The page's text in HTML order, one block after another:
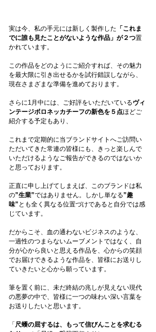
実は今、私の手元には新しく製作した 「これま
でに誰も見たことがないような作品」が２つ置
かれています。
この作品をどのようにご紹介すれば、その魅力
を最大限に引き出せるかを試行錯誤しながら、
現在さまざまな準備を進めております。
さらに1月中には、ご好評をいただいているヴィ
ンテージボロネッカチーフの新色を５点ほどご
紹介する予定もあり、
これまで定期的に当ブランドサイトへご訪問い
ただいてきた常連の皆様にも、きっと楽しんで
いただけるようなご報告ができるのではないか
と思っております。
正直に申し上げてしまえば、このブランドは私
の”生業”ではありません。しかし単なる”趣
味” とも全く異なる位置づけであると自分では感
じています。
だからこそ、血の通わないビジネスのような、
一過性のつまらないムーブメントではなく、自
分が心から良いと思える作品を、心からの笑顔
でお届けできるような作品を、皆様にお送りし
ていきたいと心から願っています。
筆を置く前に、未だ終結の兆しが見えない現代
の悪夢の中で、皆様に一つの味わい深い言葉を
お送りしたいと思います。
「 尺蠖の屈するは、もって信びんことを求むる